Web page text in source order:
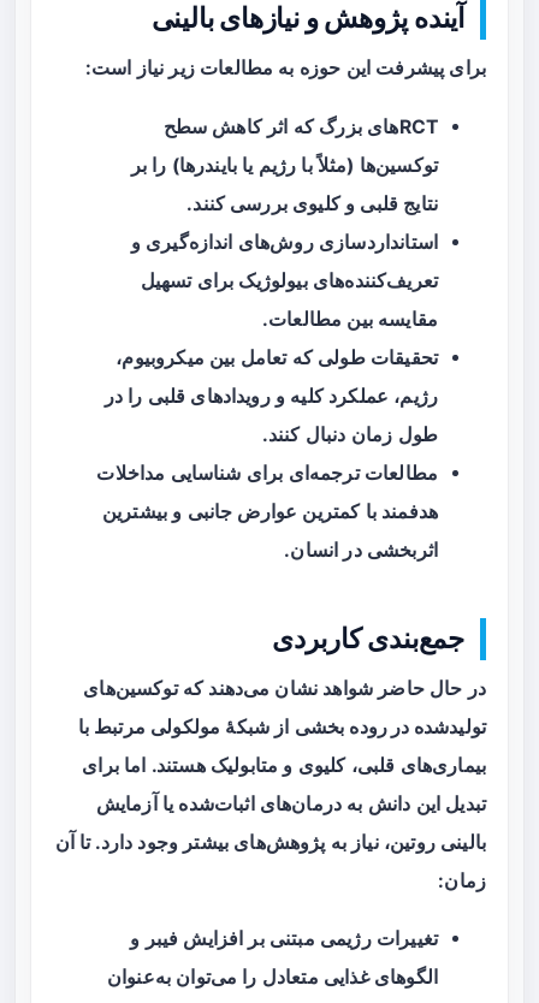
آینده پژوهش و نیازهای بالینی
برای پیشرفت این حوزه به مطالعات زیر نیاز است:
RCTهای بزرگ که اثر کاهش سطح
توکسین‌ها (مثلاً با رژیم یا بایندرها) را بر
نتایج قلبی و کلیوی بررسی کنند.
استانداردسازی روش‌های اندازه‌گیری و
تعریف‌کننده‌های بیولوژیک برای تسهیل
مقایسه بین مطالعات.
تحقیقات طولی که تعامل بین میکروبیوم،
رژیم، عملکرد کلیه و رویدادهای قلبی را در
طول زمان دنبال کنند.
مطالعات ترجمه‌ای برای شناسایی مداخلات
هدفمند با کمترین عوارض جانبی و بیشترین
اثربخشی در انسان.
جمع‌بندی کاربردی
در حال حاضر شواهد نشان می‌دهند کهتوکسین‌های
تولیدشده در روده بخشی از شبکهٔ مولکولی مرتبط با
بیماری‌های قلبی، کلیوی و متابولیک هستند. اما برای
تبدیل این دانش به درمان‌های اثبات‌شده یا آزمایش
بالینی روتین، نیاز به پژوهش‌های بیشتر وجود دارد. تا آن
زمان:
تغییرات رژیمی مبتنی بر افزایش فیبر و
الگوهای غذایی متعادل را می‌توان به‌عنوان